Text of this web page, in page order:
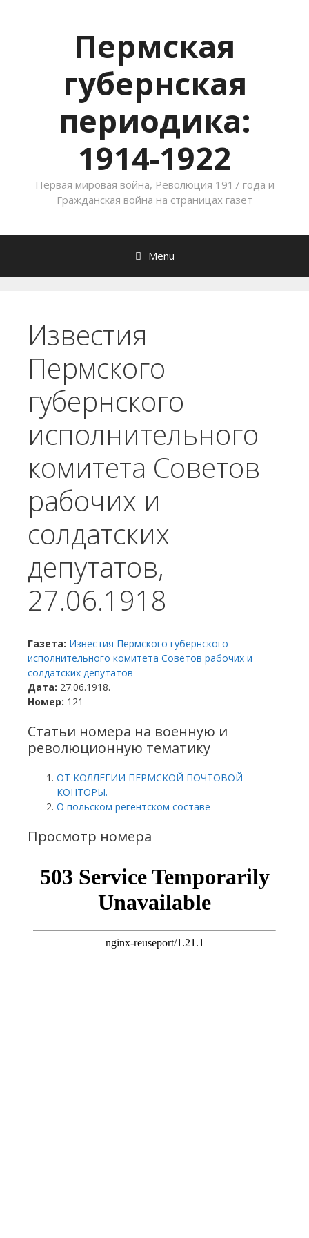
Пермская
губернская
периодика:
1914-1922
Первая мировая война, Революция 1917 года и
Гражданская война на страницах газет
Menu
Известия
Пермского
губернского
исполнительного
комитета Советов
рабочих и
солдатских
депутатов,
27.06.1918
Газета: Известия Пермского губернского
исполнительного комитета Советов рабочих и
солдатских депутатов
Дата: 27.06.1918.
Номер: 121
Статьи номера на военную и
революционную тематику
ОТ КОЛЛЕГИИ ПЕРМСКОЙ ПОЧТОВОЙ
КОНТОРЫ.
О польском регентском составе
Просмотр номера